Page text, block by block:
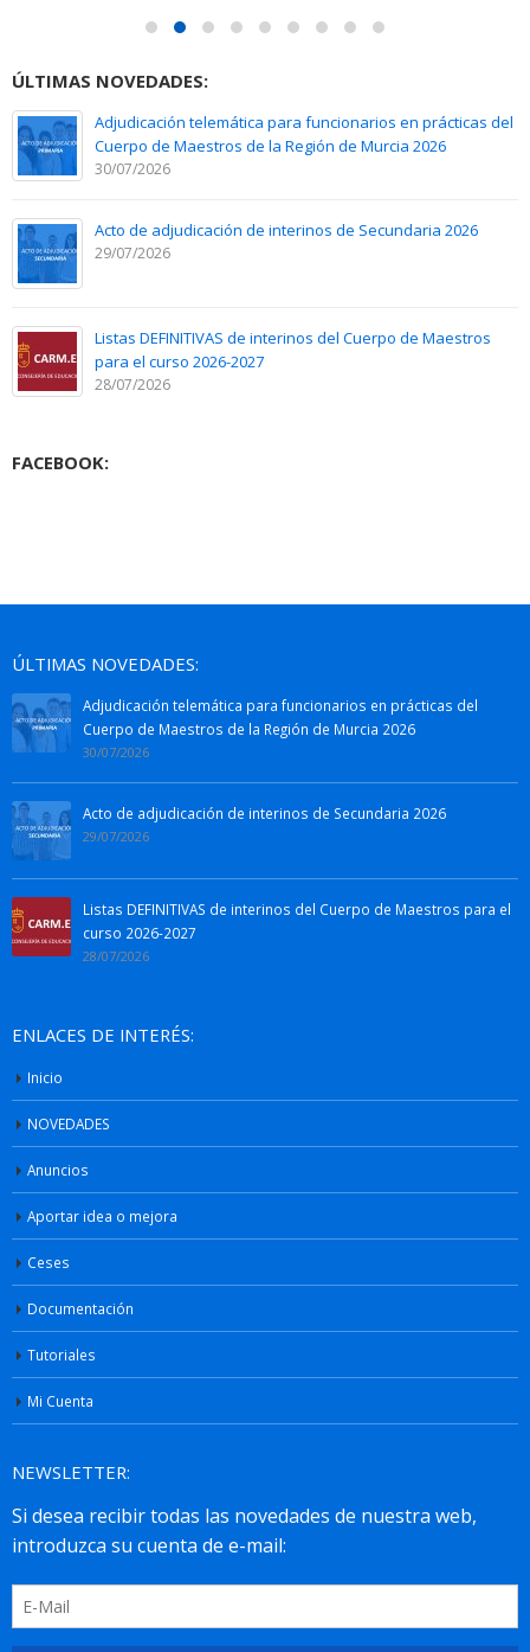
ÚLTIMAS NOVEDADES:
Adjudicación telemática para funcionarios en prácticas del
Cuerpo de Maestros de la Región de Murcia 2026
30/07/2026
Acto de adjudicación de interinos de Secundaria 2026
29/07/2026
Listas DEFINITIVAS de interinos del Cuerpo de Maestros
para el curso 2026-2027
28/07/2026
FACEBOOK:
ÚLTIMAS NOVEDADES:
Adjudicación telemática para funcionarios en prácticas del
Cuerpo de Maestros de la Región de Murcia 2026
30/07/2026
Acto de adjudicación de interinos de Secundaria 2026
29/07/2026
Listas DEFINITIVAS de interinos del Cuerpo de Maestros para el
curso 2026-2027
28/07/2026
ENLACES DE INTERÉS:
Inicio
NOVEDADES
Anuncios
Aportar idea o mejora
Ceses
Documentación
Tutoriales
Mi Cuenta
NEWSLETTER: